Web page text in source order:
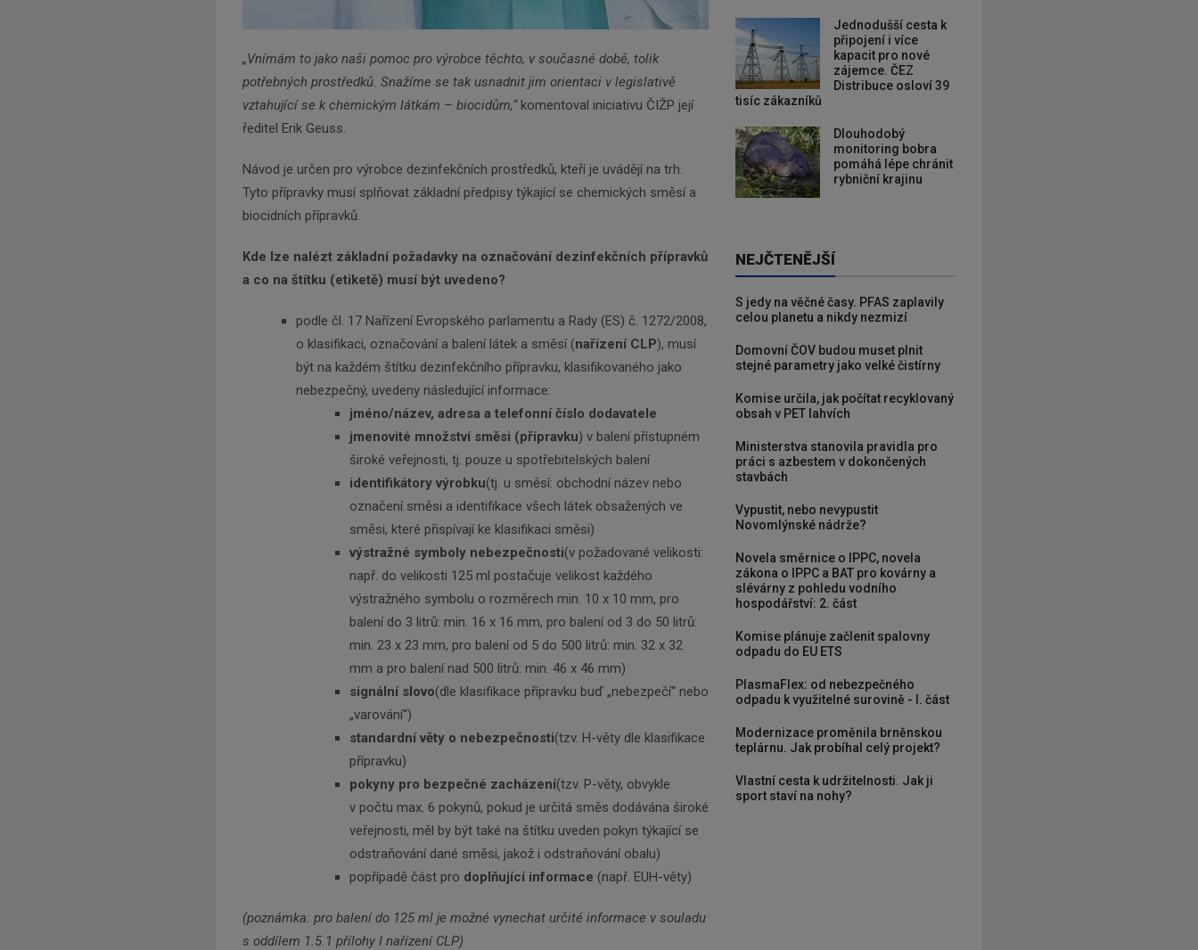
„Vnímám to jako naši pomoc pro výrobce těchto, v současné době, tolik
potřebných prostředků. Snažíme se tak usnadnit jim orientaci v legislativě
vztahující se k chemickým látkám – biocidům,“komentoval iniciativu ČIŽP její
ředitel Erik Geuss.
Návod je určen pro výrobce dezinfekčních prostředků, kteří je uvádějí na trh.
Tyto přípravky musí splňovat základní předpisy týkající se chemických směsí a
biocidních přípravků.
Kde lze nalézt základní požadavky na označování dezinfekčních přípravků
a co na štítku (etiketě) musí být uvedeno?
podle čl. 17 Nařízení Evropského parlamentu a Rady (ES) č. 1272/2008,
o klasifikaci, označování a balení látek a směsí (nařízení CLP), musí
být na každém štítku dezinfekčního přípravku, klasifikovaného jako
nebezpečný, uvedeny následující informace:
jméno/název, adresa a telefonní číslo dodavatele
jmenovité množství směsi (přípravku) v balení přístupném
široké veřejnosti, tj. pouze u spotřebitelských balení
identifikátory výrobku(tj. u směsí: obchodní název nebo
označení směsi a identifikace všech látek obsažených ve
směsi, které přispívají ke klasifikaci směsi)
výstražné symboly nebezpečnosti(v požadované velikosti:
např. do velikosti 125 ml postačuje velikost každého
výstražného symbolu o rozměrech min. 10 x 10 mm, pro
balení do 3 litrů: min. 16 x 16 mm, pro balení od 3 do 50 litrů:
min. 23 x 23 mm, pro balení od 5 do 500 litrů: min. 32 x 32
mm a pro balení nad 500 litrů: min. 46 x 46 mm)
signální slovo(dle klasifikace přípravku buď „nebezpečí“ nebo
„varování“)
standardní věty o nebezpečnosti(tzv. H-věty dle klasifikace
přípravku)
pokyny pro bezpečné zacházení(tzv. P-věty, obvykle
v počtu max. 6 pokynů, pokud je určitá směs dodávána široké
veřejnosti, měl by být také na štítku uveden pokyn týkající se
odstraňování dané směsi, jakož i odstraňování obalu)
popřípadě část pro doplňující informace (např. EUH-věty)
(poznámka: pro balení do 125 ml je možné vynechat určité informace v souladu
s oddílem 1.5.1 přílohy I nařízení CLP)
Jednodušší cesta k
připojení i více
kapacit pro nové
zájemce. ČEZ
Distribuce osloví 39
tisíc zákazníků
Dlouhodobý
monitoring bobra
pomáhá lépe chránit
rybniční krajinu
NEJČTENĚJŠÍ
S jedy na věčné časy. PFAS zaplavily
celou planetu a nikdy nezmizí
Domovní ČOV budou muset plnit
stejné parametry jako velké čistírny
Komise určila, jak počítat recyklovaný
obsah v PET lahvích
Ministerstva stanovila pravidla pro
práci s azbestem v dokončených
stavbách
Vypustit, nebo nevypustit
Novomlýnské nádrže?
Novela směrnice o IPPC, novela
zákona o IPPC a BAT pro kovárny a
slévárny z pohledu vodního
hospodářství: 2. část
Komise plánuje začlenit spalovny
odpadu do EU ETS
PlasmaFlex: od nebezpečného
odpadu k využitelné surovině - I. část
Modernizace proměnila brněnskou
teplárnu. Jak probíhal celý projekt?
Vlastní cesta k udržitelnosti. Jak ji
sport staví na nohy?